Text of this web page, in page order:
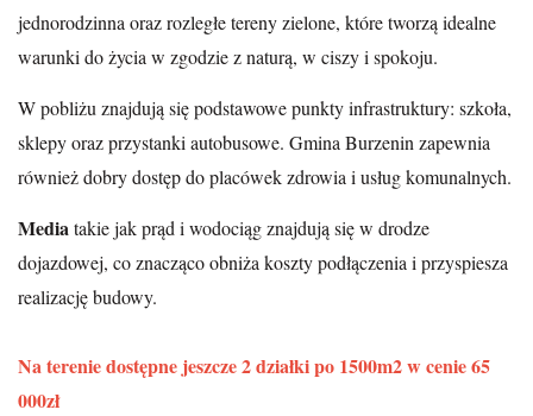
jednorodzinna oraz rozległe tereny zielone, które tworzą idealne
warunki do życia w zgodzie z naturą, w ciszy i spokoju.
W pobliżu znajdują się podstawowe punkty infrastruktury: szkoła,
sklepy oraz przystanki autobusowe. Gmina Burzenin zapewnia
również dobry dostęp do placówek zdrowia i usług komunalnych.
Mediatakie jak prąd i wodociąg znajdują się w drodze
dojazdowej, co znacząco obniża koszty podłączenia i przyspiesza
realizację budowy.
Na terenie dostępne jeszcze 2 działki po 1500m2 w cenie 65
000zł